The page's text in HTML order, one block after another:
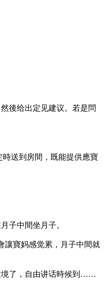
後给出定见建议。若是問
送到房間，既能提供應寶
子中間坐月子。
讓寶妈感觉累，月子中間就
境了，自由讲话時候到……